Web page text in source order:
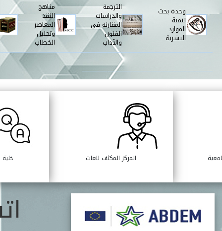
وحدة بحث
تنمية
الموارد
البشرية
الترجمة
والدراسات
المقارنة في
الفنون
والآداب
مناهج
النقد
المعاصر
وتحليل
الخطاب
المركز المكثف للغات